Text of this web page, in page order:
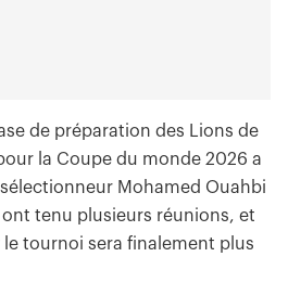
de préparation des Lions de
la Coupe du monde 2026 a
Mohamed Ouahbi
tenu plusieurs réunions, et
le tournoi sera finalement plus